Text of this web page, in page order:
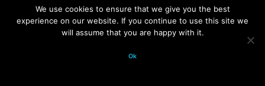
We use cookies to ensure that we give you the best
experience on our website. If you continue to use this site we
will assume that you are happy with it.
Ok